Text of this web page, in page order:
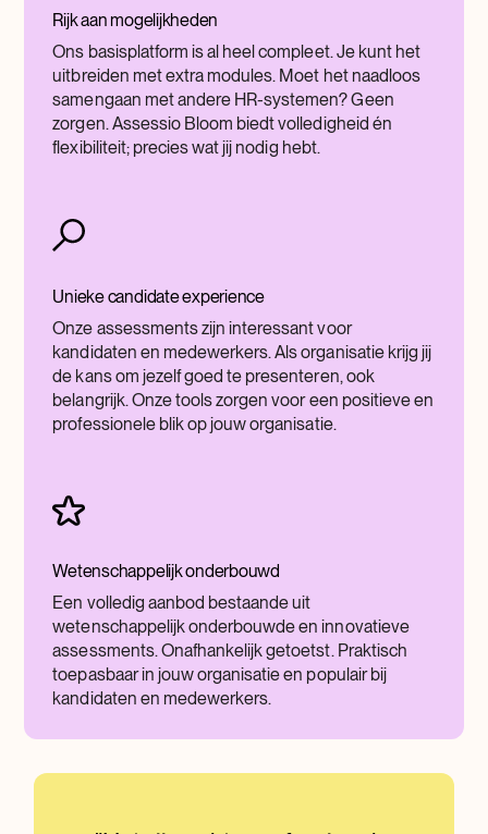
Rijk aan mogelijkheden
Ons basisplatform is al heel compleet. Je kunt het
uitbreiden met extra modules. Moet het naadloos
samengaan met andere HR-systemen? Geen
zorgen. Assessio Bloom biedt volledigheid én
flexibiliteit; precies wat jij nodig hebt.
Unieke candidate experience
Onze assessments zijn interessant voor
kandidaten en medewerkers. Als organisatie krijg jij
de kans om jezelf goed te presenteren, ook
belangrijk. Onze tools zorgen voor een positieve en
professionele blik op jouw organisatie.
Wetenschappelijk onderbouwd
Een volledig aanbod bestaande uit
wetenschappelijk onderbouwde en innovatieve
assessments. Onafhankelijk getoetst. Praktisch
toepasbaar in jouw organisatie en populair bij
kandidaten en medewerkers.